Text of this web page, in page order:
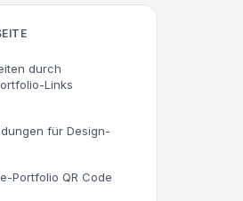
durch
Links
für Design-
Portfolio QR Code